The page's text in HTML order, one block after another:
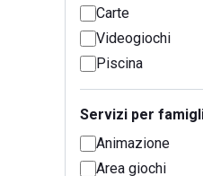
Carte
Videogiochi
Piscina
Servizi per
Animazione
Area giochi